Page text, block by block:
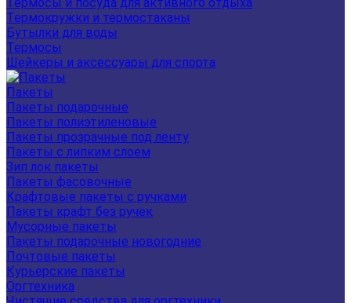
Термокружки и термостаканы
Бутылки для воды
Термосы
Шейкеры и аксессуары для спорта
Пакеты
Пакеты подарочные
Пакеты полиэтиленовые
Пакеты прозрачные под ленту
Пакеты с липким слоем
Зип лок пакеты
Пакеты фасовочные
Крафтовые пакеты с ручками
Пакеты крафт без ручек
Мусорные пакеты
Пакеты подарочные новогодние
Почтовые пакеты
Курьерские пакеты
Оргтехника